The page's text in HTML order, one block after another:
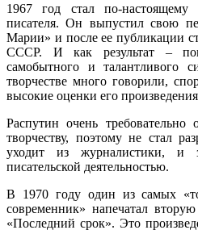
1967 год стал по-
писателя. Он выпустил свою
Марии» и после ее публикации
СССР. И как результат –
самобытного и талантливого
творчестве много говорили,
высокие оценки его
Распутин очень
творчеству, поэтому не стал
уходит из журналистики, и
писательской деятельностью.
В 1970 году один из самых
современник» напечатал
«Последний срок». Это